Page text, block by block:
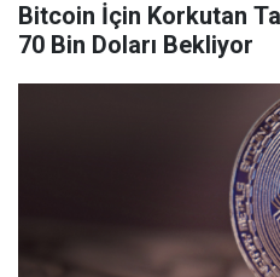
Bitcoin İçin Korkutan
70 Bin Doları Bekliyor